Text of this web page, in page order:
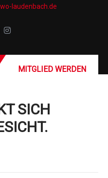
laudenbach.de
MITGLIED WERDEN
SICH